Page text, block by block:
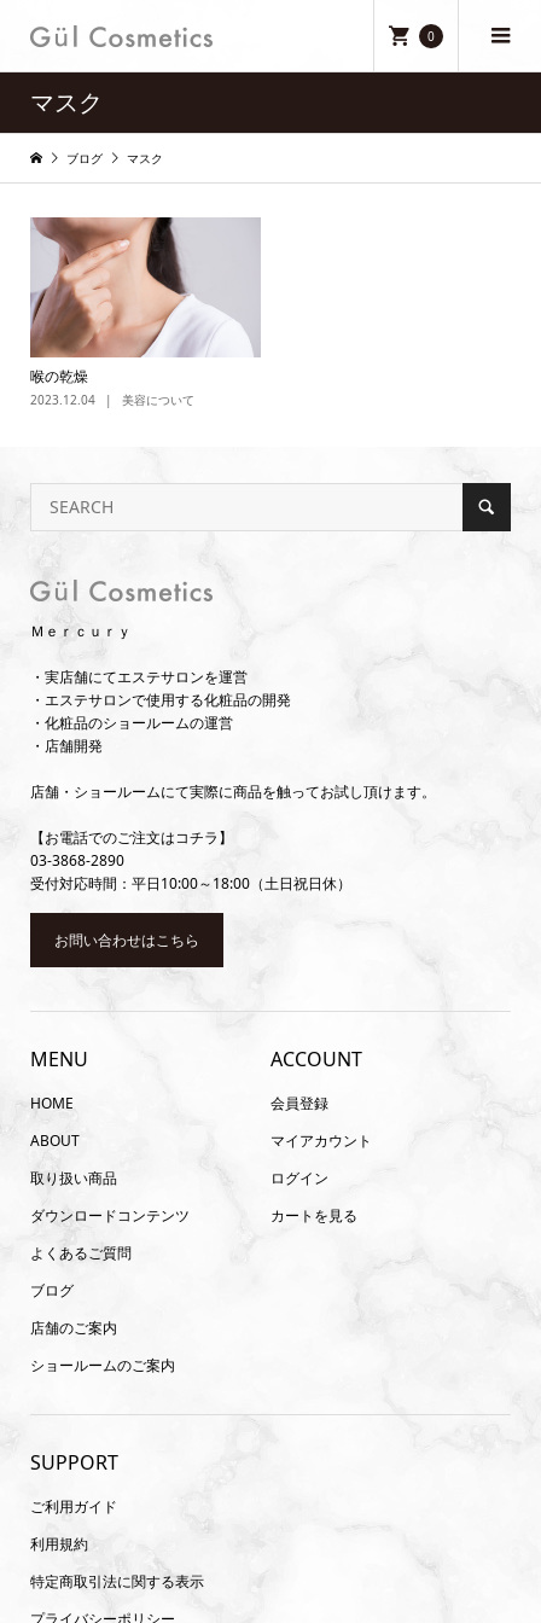
0
マスク
ブログ マスク
喉の乾燥
2023.12.04 美容について
Ｍｅｒｃｕｒｙ
・実店舗にてエステサロンを運営
・エステサロンで使用する化粧品の開発
・化粧品のショールームの運営
・店舗開発
店舗・ショールームにて実際に商品を触ってお試し頂けます。
【お電話でのご注文はコチラ】
03-3868-2890
受付対応時間：平日10:00～18:00（土日祝日休）
お問い合わせはこちら
MENU
HOME
ABOUT
取り扱い商品
ダウンロードコンテンツ
よくあるご質問
ブログ
店舗のご案内
ショールームのご案内
ACCOUNT
会員登録
マイアカウント
ログイン
カートを見る
SUPPORT
ご利用ガイド
利用規約
特定商取引法に関する表示
プライバシーポリシー